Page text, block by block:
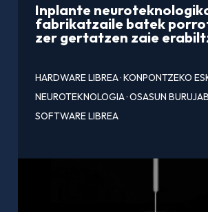
Inplante
fabrikatzaile batek
zer gertatzen zaie
HARDWARE LIBREA·KONPONTZEKO
NEUROTEKNOLOGIA·OSASUN
SOFTWARE LIBREA